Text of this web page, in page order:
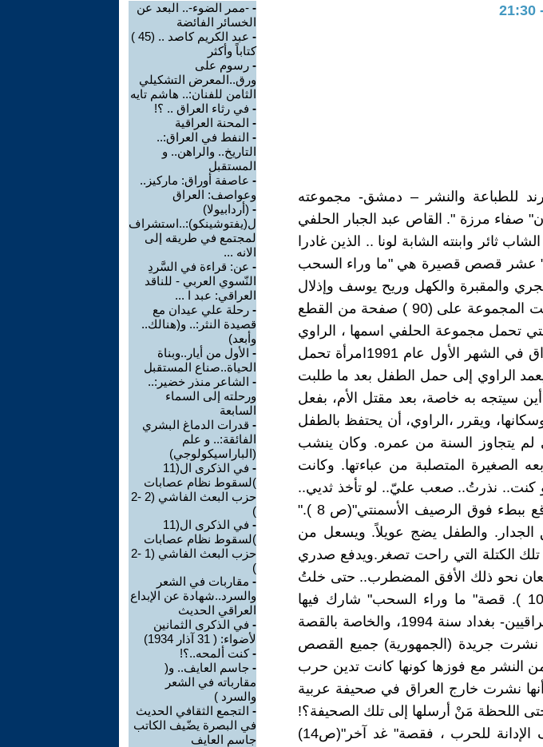
للطباعة والنشر – دمشق- مجموعته
صفاء مرزة ". القاص عبد الجبار الحلفي
ثائر وابنته الشابة لونا .. الذين غادرا
عشر قصص قصيرة هي "ما وراء السحب
والمقبرة والكهل وريح يوسف وإذلال
والطبل والطفل وحلم الفراش، وقد وقعت المجموعة على (90 ) صفحة من القطع
تحمل مجموعة الحلفي اسمها ، الراوي
يصادف أثناء القصف الأمريكي على العراق في الشهر الأول عام 1991امرأة تحمل
الراوي إلى حمل الطفل بعد ما طلبت
سيتجه به خاصة، بعد مقتل الأم، بفعل
ويقرر ،الراوي، أن يحتفظ بالطفل
لم يتجاوز السنة من عمره. وكان ينشب
الصغيرة المتصلبة من عباءتها. وكانت
كنت.. نذرتُ.. صعب عليّ.. لو تأخذ ثديي..
من تحت عباءتها، انساب سائل احمر فاقع ببطء فوق الرصيف الأسمنتي"(ص 8 )."
الجدار. والطفل يضج عويلاً. ويسعل من
الكتلة التي راحت تصغر.ويدفع صدري
نحو ذلك الأفق المضطرب.. حتى خلتُ
أنها تستشفان ما وراء السحب"(ص 9 -10 ). قصة" ما وراء السحب" شارك فيها
الحلفي بمسابقة اتحاد الأدباء والكتاب العراقيين- بغداد سنة 1994، والخاصة بالقصة
نشرت جريدة (الجمهورية) جميع القصص
من النشر مع فوزها كونها كانت تدين حرب
أنها نشرت خارج العراق في صحيفة عربية
1999، ولم يعرف حتى اللحظة مَنْ أرسلها إلى تلك الصحيفة؟!
. يعمد الحلفي في قصص أخرى لموقف الإدانة للحرب ، فقصة" غد آخر"(ص14)
- -ممر الضوء-.. البعد عن
الخسائر الفائضة
-
عبد الكريم كاصد .. (45 )
كتاباً وأكثر
- رسوم على
ورق..المعرض التشكيلي
الثامن للفنان:.. هاشم تايه
- في رثاء العراق .. ؟!
- المحنة العراقية
- النفط في العراق:..
التاريخ.. والراهن.. و
المستقبل
- عاصفة أوراق: ماركيز..
وعواصف: العراق
- (أردابيولا)
ل(يفتوشينكو):..استشراف
لمجتمع في طريقه إلى
الانه ...
- عن: قراءة في السَّردِ
النّسوي العربي - للناقد
العراقي: عبد ا ...
- رحلة علي عيدان مع
قصيدة النثر:.. و(هنالك..
وأبعد)
- الأول من أيار..وبناة
الحياة..صناع المستقبل
- الشاعر منذر خضير:..
ورحلته إلى السماء
السابعة
- قدرات الدماغ البشري
الفائقة:.. و علم
(الباراسيكولوجي)
-
في الذكرى ال(11
)لسقوط نظام عصابات
حزب البعث الفاشي (2 -2
)
-
في الذكرى ال(11
)لسقوط نظام عصابات
حزب البعث الفاشي (1 -2
)
- مقاربات في الشعر
والسرد..شهادة عن الإبداع
العراقي الحديث
- في الذكرى الثمانين
لأضواء: ( 31 آذار 1934)
-كنت ألمحه..؟!
- جاسم العايف.. و(
مقارباته في الشعر
والسرد )
- التجمع الثقافي الحديث
في البصرة يضّيف الكاتب
جاسم العايف